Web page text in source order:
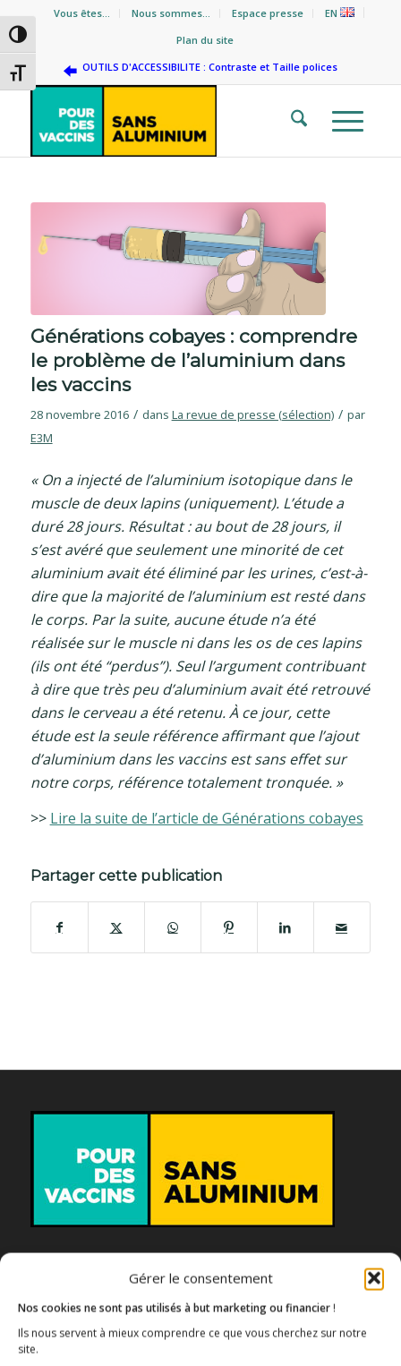
Gérer le consentement
Nos cookies ne sont pas utilisés à but marketing ou financier !
Ils nous servent à mieux comprendre ce que vous cherchez sur notre
site.
Passer en contraste élevé
Changer la taille de la police
Vous êtes… Nous sommes… Espace presse
EN
Plan du site
OUTILS D'ACCESSIBILITE : Contraste et Taille polices
Générations cobayes : comprendre
le problème de l’aluminium dans
les vaccins
28 novembre 2016 / dans La revue de presse (sélection) / par
E3M
« On a injecté de l’aluminium isotopique dans le
muscle de deux lapins (uniquement). L’étude a
duré 28 jours. Résultat : au bout de 28 jours, il
s’est avéré que seulement une minorité de cet
aluminium avait été éliminé par les urines, c’est-à-
dire que la majorité de l’aluminium est resté dans
le corps. Par la suite, aucune étude n’a été
réalisée sur le muscle ni dans les os de ces lapins
(ils ont été “perdus”). Seul l’argument contribuant
à dire que très peu d’aluminium avait été retrouvé
dans le cerveau a été retenu. À ce jour, cette
étude est la seule référence affirmant que l’ajout
d’aluminium dans les vaccins est sans effet sur
notre corps, référence totalement tronquée. »
>> Lire la suite de l’article de Générations cobayes
Partager cette publication
Association E3M
Qui sommes-nous ?